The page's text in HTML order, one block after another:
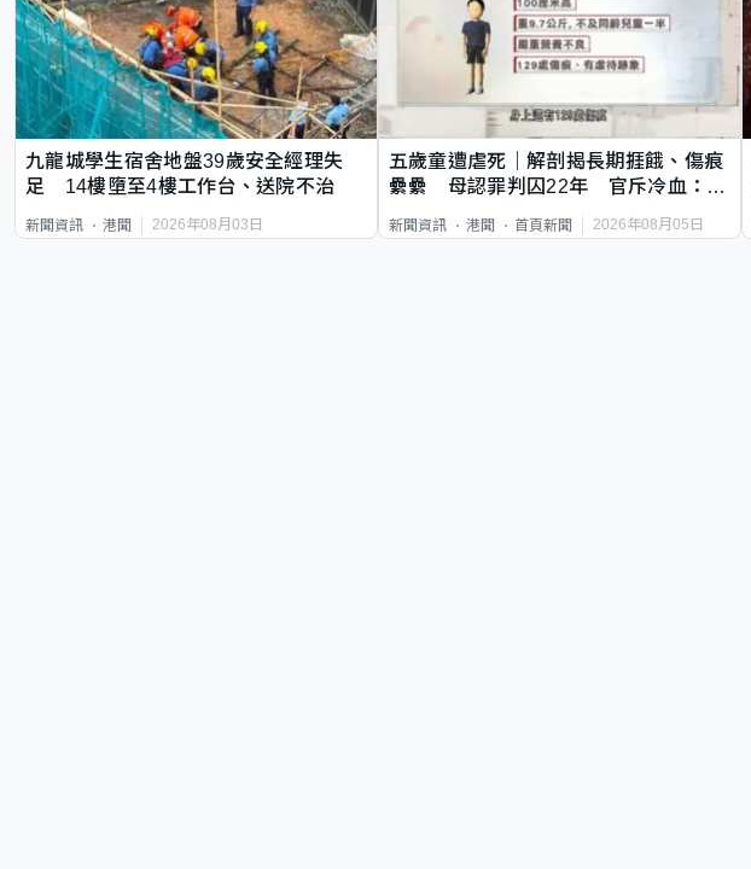
九龍城學生宿舍地盤39歲安全經理失
足 14樓墮至4樓工作台、送院不治
新聞資訊 港聞 2026年08月03日
五歲童遭虐死｜解剖揭長期捱餓、傷痕
纍纍 母認罪判囚22年 官斥冷血：同
新聞資訊 港聞 首頁新聞 2026年08月05日